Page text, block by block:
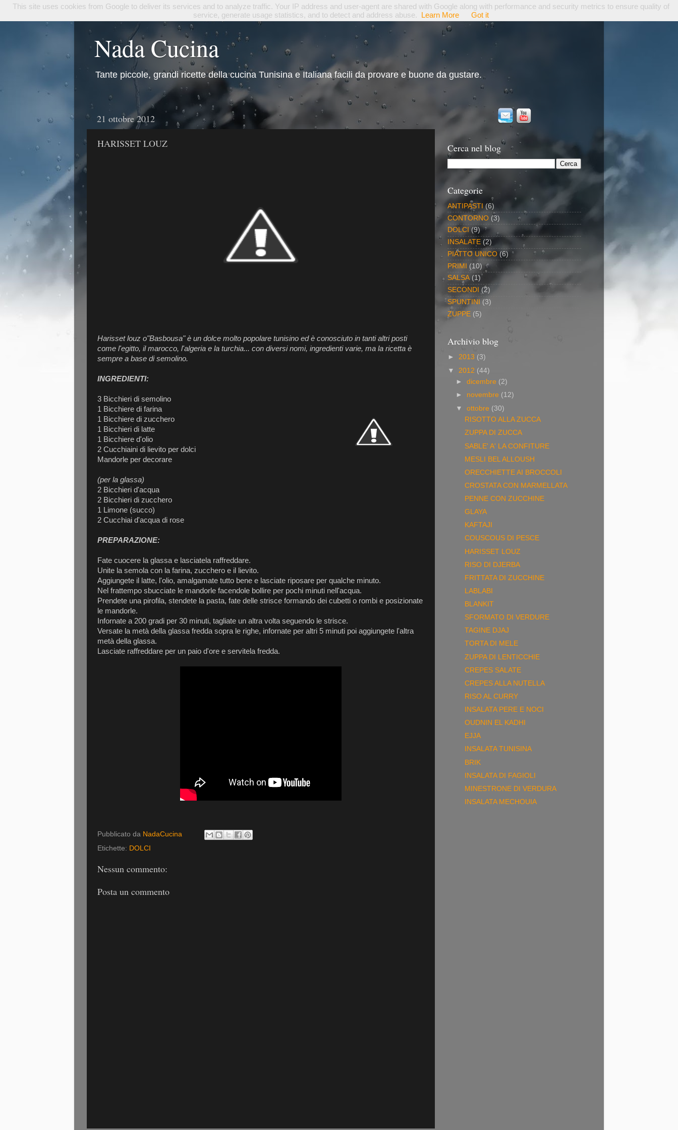
Nada Cucina
Tante piccole, grandi ricette della cucina Tunisina e Italiana facili da provare e buone da gustare.
21 ottobre 2012
HARISSET LOUZ
Harisset louz o"Basbousa" è un dolce molto popolare tunisino ed è conosciuto in tanti altri posti
come l'egitto, il marocco, l'algeria e la turchia... con diversi nomi, ingredienti varie, ma la ricetta è
sempre a base di semolino.
INGREDIENTI:
3 Bicchieri di semolino
1 Bicchiere di farina
1 Bicchiere di zucchero
1 Bicchieri di latte
1 Bicchiere d'olio
2 Cucchiaini di lievito per dolci
Mandorle per decorare
(per la glassa)
2 Bicchieri d'acqua
2 Bicchieri di zucchero
1 Limone (succo)
2 Cucchiai d'acqua di rose
PREPARAZIONE:
Fate cuocere la glassa e lasciatela raffreddare.
Unite la semola con la farina, zucchero e il lievito.
Aggiungete il latte, l'olio, amalgamate tutto bene e lasciate riposare per qualche minuto.
Nel frattempo sbucciate le mandorle facendole bollire per pochi minuti nell'acqua.
Prendete una pirofila, stendete la pasta, fate delle strisce formando dei cubetti o rombi e posizionate
le mandorle.
Infornate a 200 gradi per 30 minuti, tagliate un altra volta seguendo le strisce.
Versate la metà della glassa fredda sopra le righe, infornate per altri 5 minuti poi aggiungete l'altra
metà della glassa.
Lasciate raffreddare per un paio d'ore e servitela fredda.
Pubblicato da NadaCucina
Etichette: DOLCI
Nessun commento:
Posta un commento
Cerca nel blog
Categorie
ANTIPASTI (6)
CONTORNO (3)
DOLCI (9)
INSALATE (2)
PIATTO UNICO (6)
PRIMI (10)
SALSA (1)
SECONDI (2)
SPUNTINI
(3)
ZUPPE (5)
Archivio blog
► 2013 (3)
▼ 2012 (44)
►dicembre (2)
► novembre (12)
▼ottobre (30)
RISOTTO ALLA ZUCCA
ZUPPA DI ZUCCA
SABLE' A' LA CONFITURE
MESLI BEL ALLOUSH
ORECCHIETTE AI BROCCOLI
CROSTATA CON MARMELLATA
PENNE CON ZUCCHINE
GLAYA
KAFTAJI
COUSCOUS DI PESCE
HARISSET LOUZ
RISO DI DJERBA
FRITTATA DI ZUCCHINE
LABLABI
BLANKIT
SFORMATO DI VERDURE
TAGINE DJAJ
TORTA DI MELE
ZUPPA DI LENTICCHIE
CREPES SALATE
CREPES ALLA NUTELLA
RISO AL CURRY
INSALATA PERE E NOCI
OUDNIN EL KADHI
EJJA
INSALATA TUNISINA
BRIK
INSALATA DI FAGIOLI
MINESTRONE DI VERDURA
INSALATA MECHOUIA
This site uses cookies from Google to deliver its services and to analyze traffic. Your IP address and user-agent are shared with Google along with performance and security metrics to ensure quality of
service, generate usage statistics, and to detect and address abuse. Learn More Got it